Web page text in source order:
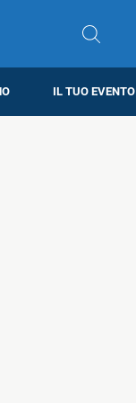
IL TUO EVENTO